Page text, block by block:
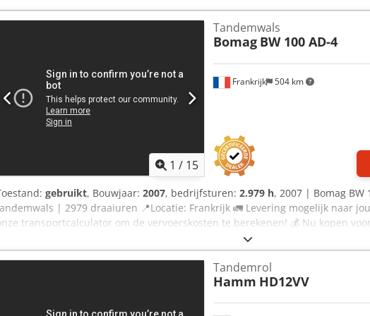
1 / 15
Frankrijk 504 km
Tandemwals
Bomag BW 100 AD-4
gebruikt, Bouwjaar: 2007, bedrijfsturen: 2.979 h, 2007 | Bomag BW
| 2979 draaiuren 📍Locatie: Frankrijk 🚛 Levering mogelijk naar
transportcalculator om de vervoerskosten te berekenen! 💰 Nu kopen voor
Betalen bij levering mogelijk tegen een scherpe toeslag (onder voorbehoud van
door een onafhankelijke expert 43 inspectiepunten 41
onvolkomenheden ℹ️ 0 gebreken ⚠️ 📌 Opmerking van de inspecteur: Goede
een vermoeden van kleine hydraulische lekkage. 📄 Wilt u het volledige
details online. 💡 Waarom deze machine én onze service opvallen: ✔ Grondige
Tandemrol
Hamm HD12VV